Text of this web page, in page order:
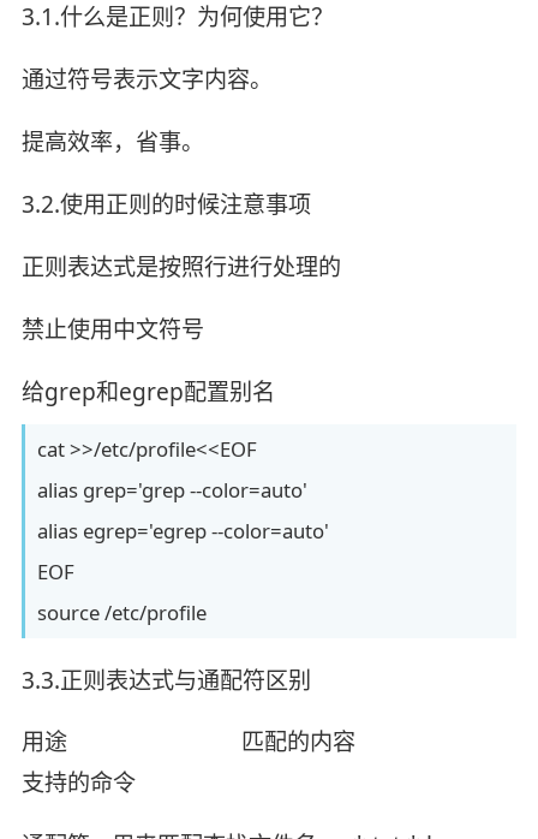
3.1.什么是正则？为何使用它？
通过符号表示文字内容。
提高效率，省事。
3.2.使用正则的时候注意事项
正则表达式是按照行进行处理的
禁止使用中文符号
给grep和egrep配置别名
cat >>/etc/profile<<EOF
alias grep='grep --color=auto'
alias egrep='egrep --color=auto'
EOF
source /etc/profile
3.3.正则表达式与通配符区别
用途 匹配的内容
支持的命令